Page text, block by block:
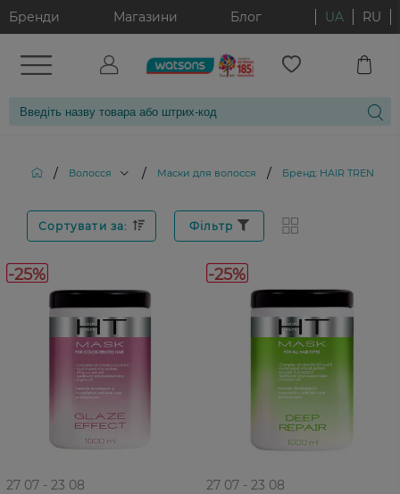
Бренди Магазини Блог UA RU
/ Волосся / Маски для волосся / Бренд: HAIR TREND
Сортувати за: Фільтр
-25%
27 07 - 23 08
-25%
27 07 - 23 08